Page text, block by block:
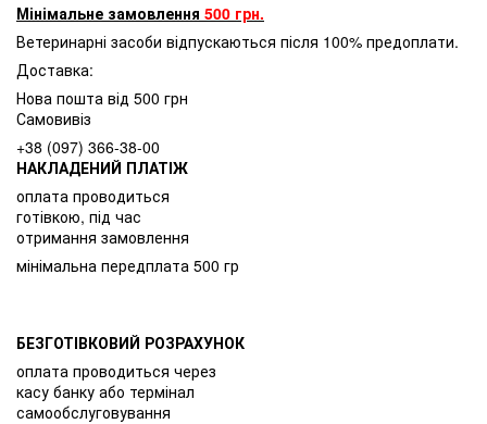
Мінімальне замовлення 500 грн.
Ветеринарні засоби відпускаються після 100% предоплати.
Доставка:
Нова пошта від 500 грн
Самовивіз
+38 (097) 366-38-00
НАКЛАДЕНИЙ ПЛАТІЖ
оплата проводиться
готівкою, під час
отримання замовлення
мінімальна передплата 500 гр
БЕЗГОТІВКОВИЙ РОЗРАХУНОК
оплата проводиться через
касу банку або термінал
самообслуговування